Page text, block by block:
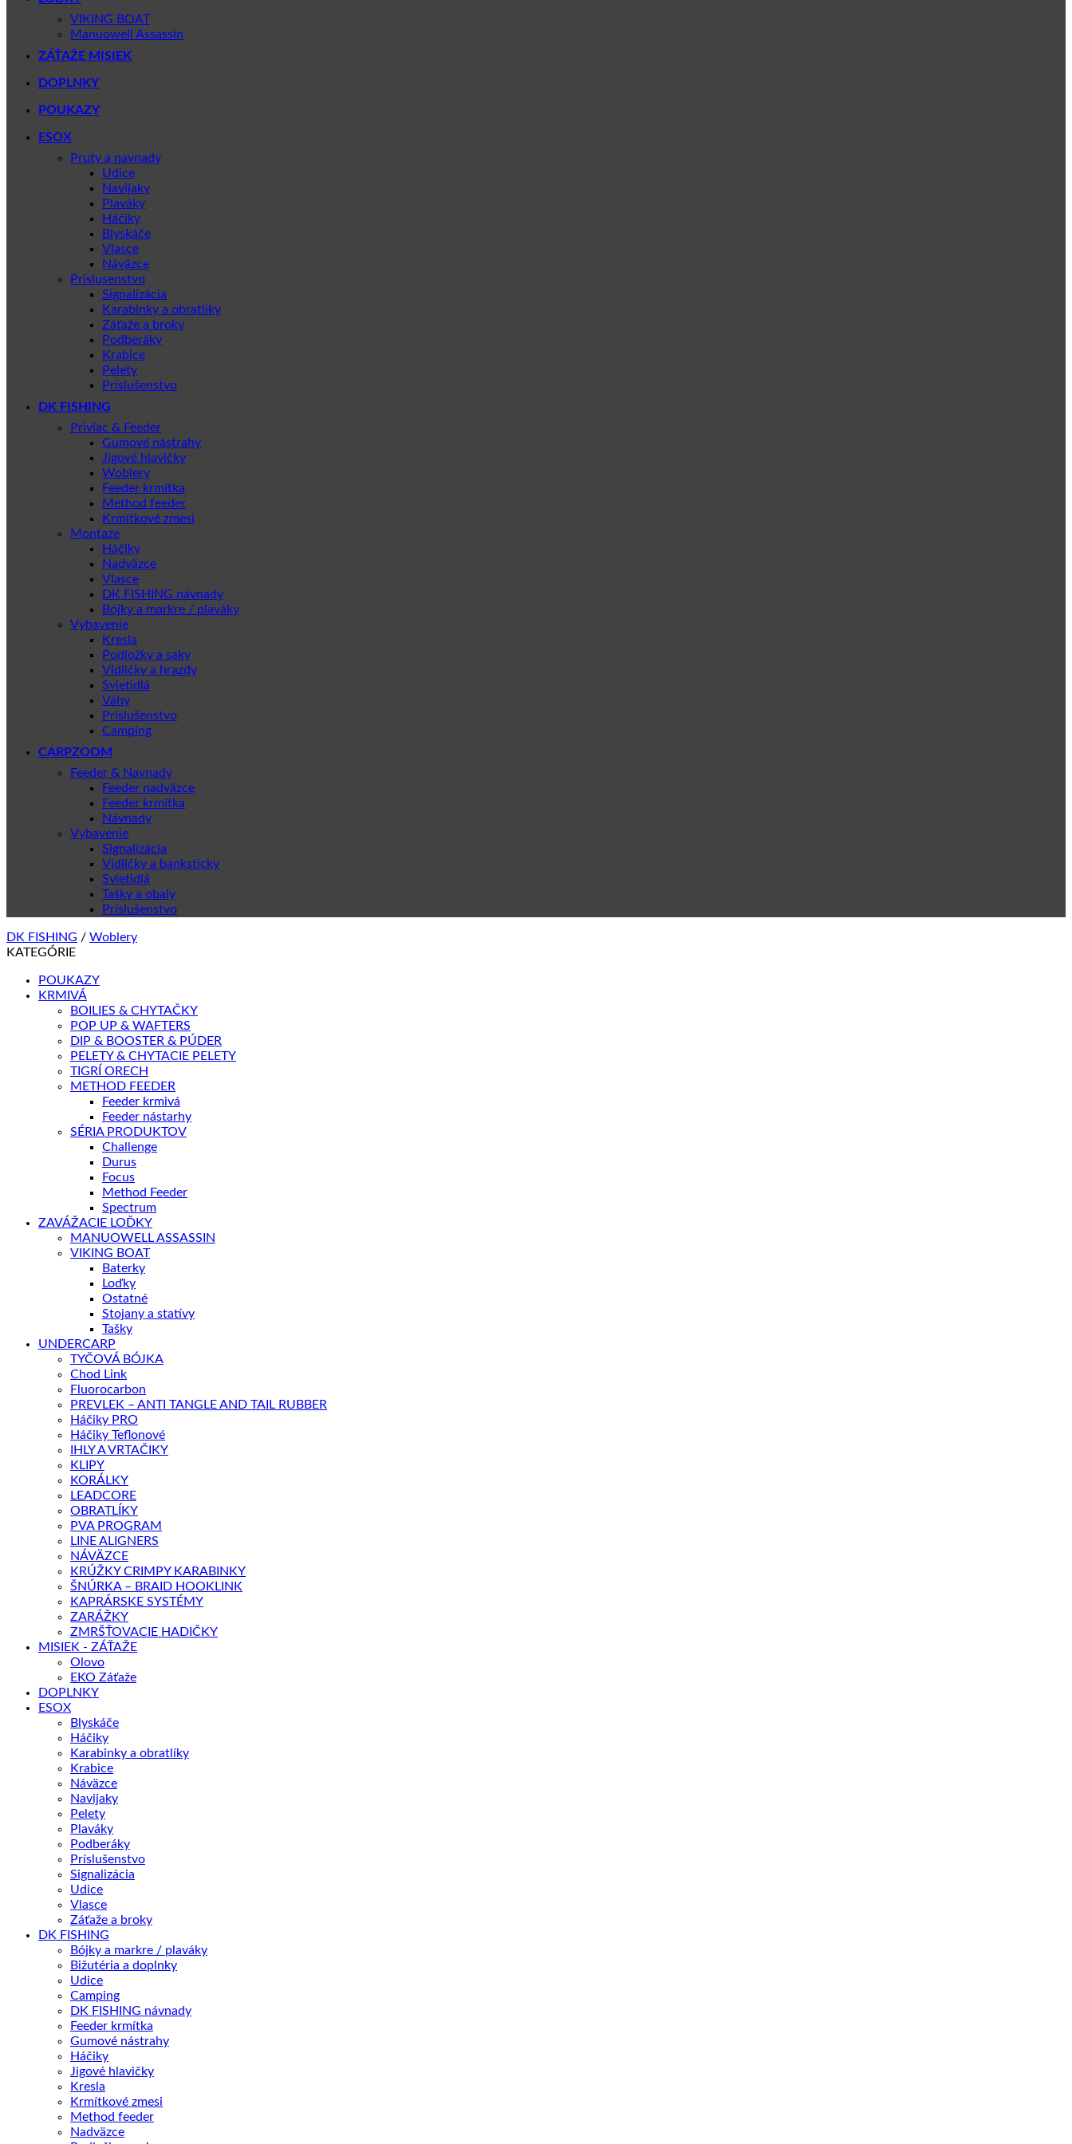
VIKING BOAT
Manuowell Assassin
ZÁŤAŽE MISIEK
DOPLNKY
POUKAZY
ESOX
Pruty a navnady
Udice
Navijaky
Plaváky
Háčiky
Blyskáče
Vlasce
Náväzce
Prislusenstvo
Signalizácia
Karabinky a obratlíky
Záťaže a broky
Podberáky
Krabice
Pelety
Príslušenstvo
DK FISHING
Privlac & Feeder
Gumové nástrahy
Jigové hlavičky
Woblery
Feeder krmítka
Method feeder
Krmítkové zmesi
Montaze
Háčiky
Nadväzce
Vlasce
DK FISHING návnady
Bójky a markre / plaváky
Vybavenie
Kresla
Podložky a saky
Vidličky a hrazdy
Svietidlá
Váhy
Príslušenstvo
Camping
CARPZOOM
Feeder & Navnady
Feeder nadväzce
Feeder krmítka
Návnady
Vybavenie
Signalizácia
Vidličky a banksticky
Svietidlá
Tašky a obaly
Príslušenstvo
DK FISHING / Woblery
KATEGÓRIE
POUKAZY
KRMIVÁ
BOILIES & CHYTAČKY
POP UP & WAFTERS
DIP & BOOSTER & PÚDER
PELETY & CHYTACIE PELETY
TIGRÍ ORECH
METHOD FEEDER
Feeder krmivá
Feeder nástarhy
SÉRIA PRODUKTOV
Challenge
Durus
Focus
Method Feeder
Spectrum
ZAVÁŽACIE LOĎKY
MANUOWELL ASSASSIN
VIKING BOAT
Baterky
Loďky
Ostatné
Stojany a statívy
Tašky
UNDERCARP
TYČOVÁ BÓJKA
Chod Link
Fluorocarbon
PREVLEK – ANTI TANGLE AND TAIL RUBBER
Háčiky PRO
Háčiky Teflonové
IHLY A VRTAČIKY
KLIPY
KORÁLKY
LEADCORE
OBRATLÍKY
PVA PROGRAM
LINE ALIGNERS
NÁVÄZCE
KRÚŽKY CRIMPY KARABINKY
ŠNÚRKA – BRAID HOOKLINK
KAPRÁRSKE SYSTÉMY
ZARÁŽKY
ZMRŠŤOVACIE HADIČKY
MISIEK - ZÁŤAŽE
Olovo
EKO Záťaže
DOPLNKY
ESOX
Blyskáče
Háčiky
Karabinky a obratlíky
Krabice
Náväzce
Navijaky
Pelety
Plaváky
Podberáky
Príslušenstvo
Signalizácia
Udice
Vlasce
Záťaže a broky
DK FISHING
Bójky a markre / plaváky
Bižutéria a doplnky
Udice
Camping
DK FISHING návnady
Feeder krmítka
Gumové nástrahy
Háčiky
Jigové hlavičky
Kresla
Krmítkové zmesi
Method feeder
Nadväzce